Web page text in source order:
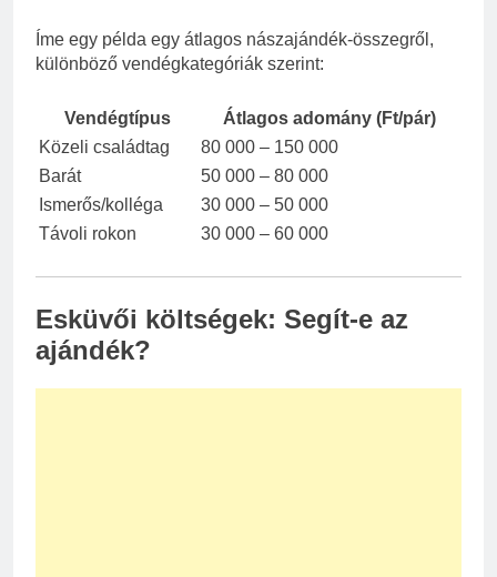
Íme egy példa egy átlagos nászajándék-összegről,
különböző vendégkategóriák szerint:
Vendégtípus
Átlagos adomány (Ft/pár)
Közeli családtag
80 000 – 150 000
Barát
50 000 – 80 000
Ismerős/kolléga
30 000 – 50 000
Távoli rokon
30 000 – 60 000
Esküvői költségek: Segít-e az
ajándék?